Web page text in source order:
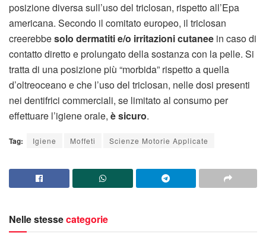
posizione diversa sull’uso del triclosan, rispetto all’Epa
americana. Secondo il comitato europeo, il triclosan
creerebbesolo dermatiti e/o irritazioni cutanee in caso di
contatto diretto e prolungato della sostanza con la pelle. Si
tratta di una posizione più “morbida” rispetto a quella
d’oltreoceano e che l’uso del triclosan, nelle dosi presenti
nei dentifrici commerciali, se limitato al consumo per
effettuare l’igiene orale, è sicuro.
Tag: Igiene Moffeti Scienze Motorie Applicate
Nelle stessecategorie